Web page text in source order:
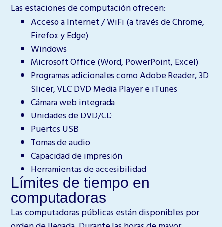
Las estaciones de computación ofrecen:
Acceso a Internet / WiFi (a través de Chrome,
Firefox y Edge)
Windows
Microsoft Office (Word, PowerPoint, Excel)
Programas adicionales como Adobe Reader, 3D
Slicer, VLC DVD Media Player e iTunes
Cámara web integrada
Unidades de DVD/CD
Puertos USB
Tomas de audio
Capacidad de impresión
Herramientas de accesibilidad
Límites de tiempo en
computadoras
Las computadoras públicas están disponibles por